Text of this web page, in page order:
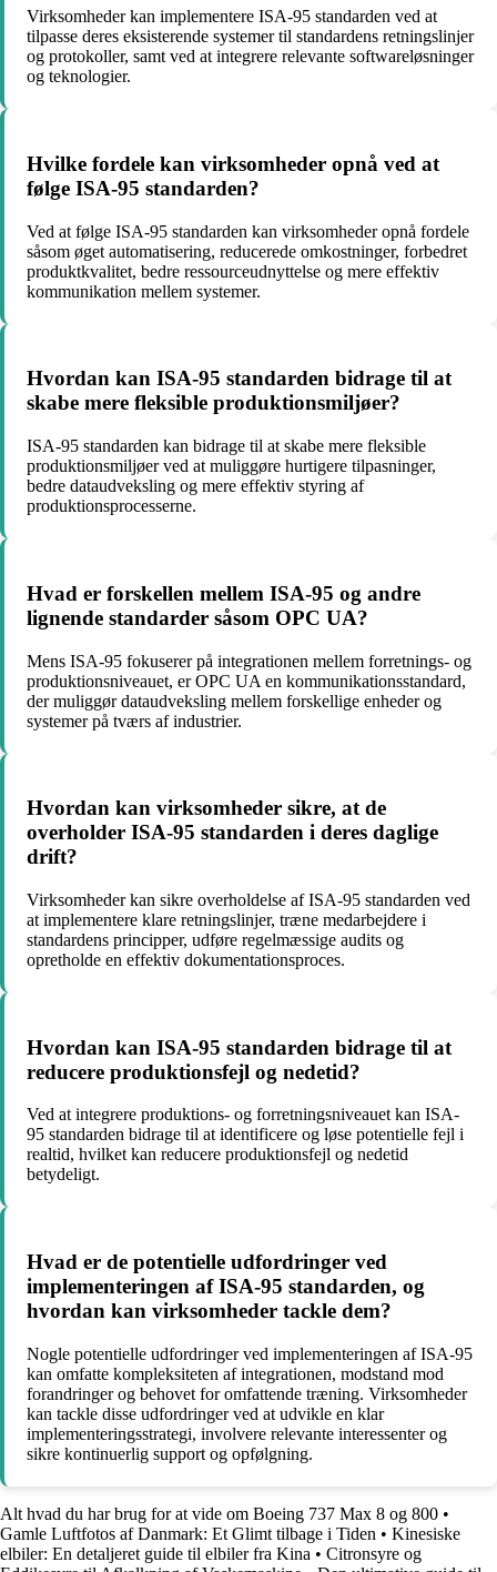
Virksomheder kan implementere ISA-95 standarden ved at
tilpasse deres eksisterende systemer til standardens retningslinjer
og protokoller, samt ved at integrere relevante softwareløsninger
og teknologier.
Hvilke fordele kan virksomheder opnå ved at
følge ISA-95 standarden?
Ved at følge ISA-95 standarden kan virksomheder opnå fordele
såsom øget automatisering, reducerede omkostninger, forbedret
produktkvalitet, bedre ressourceudnyttelse og mere effektiv
kommunikation mellem systemer.
Hvordan kan ISA-95 standarden bidrage til at
skabe mere fleksible produktionsmiljøer?
ISA-95 standarden kan bidrage til at skabe mere fleksible
produktionsmiljøer ved at muliggøre hurtigere tilpasninger,
bedre dataudveksling og mere effektiv styring af
produktionsprocesserne.
Hvad er forskellen mellem ISA-95 og andre
lignende standarder såsom OPC UA?
Mens ISA-95 fokuserer på integrationen mellem forretnings- og
produktionsniveauet, er OPC UA en kommunikationsstandard,
der muliggør dataudveksling mellem forskellige enheder og
systemer på tværs af industrier.
Hvordan kan virksomheder sikre, at de
overholder ISA-95 standarden i deres daglige
drift?
Virksomheder kan sikre overholdelse af ISA-95 standarden ved
at implementere klare retningslinjer, træne medarbejdere i
standardens principper, udføre regelmæssige audits og
opretholde en effektiv dokumentationsproces.
Hvordan kan ISA-95 standarden bidrage til at
reducere produktionsfejl og nedetid?
Ved at integrere produktions- og forretningsniveauet kan ISA-
95 standarden bidrage til at identificere og løse potentielle fejl i
realtid, hvilket kan reducere produktionsfejl og nedetid
betydeligt.
Hvad er de potentielle udfordringer ved
implementeringen af ISA-95 standarden, og
hvordan kan virksomheder tackle dem?
Nogle potentielle udfordringer ved implementeringen af ISA-95
kan omfatte kompleksiteten af integrationen, modstand mod
forandringer og behovet for omfattende træning. Virksomheder
kan tackle disse udfordringer ved at udvikle en klar
implementeringsstrategi, involvere relevante interessenter og
sikre kontinuerlig support og opfølgning.
Alt hvad du har brug for at vide om Boeing 737 Max 8 og 800 •
Gamle Luftfotos af Danmark: Et Glimt tilbage i Tiden • Kinesiske
elbiler: En detaljeret guide til elbiler fra Kina • Citronsyre og